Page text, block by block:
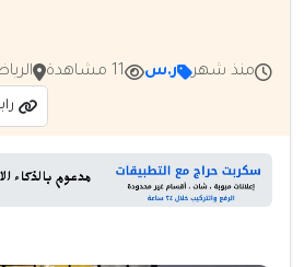
منذ شهر ر.س 11 مشاهدة